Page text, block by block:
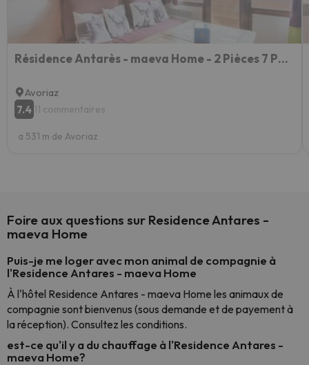
Résidence Antarès - maeva Home - 2 Pièces 7 Personnes Sélection MAE-1422
Avoriaz
7.4 11 commentaires
a 531 m de Avoriaz
Foire aux questions sur Residence Antares -
maeva Home
Puis-je me loger avec mon animal de compagnie à
l'Residence Antares - maeva Home
À l'hôtel Residence Antares - maeva Home les animaux de
compagnie sont bienvenus (sous demande et de payement à
la réception). Consultez les conditions.
est-ce qu'il y a du chauffage à l'Residence Antares -
maeva Home?